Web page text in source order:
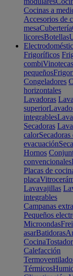
Cocinas a
Accesorios de
mesaCubertería
licoresBotellas
Frigoríficos
combiVinotecas
pequeños
Congeladores
horizontales
Lavadoras
superior
integrables
Secadoras
calor
evacuación
Hornos
convencionales
Placas de
placa
Lavavajillas
integrables
Campanas
Pequeños
Microondas
asarBatidoras
Cocina
Calefacción
Térmicos